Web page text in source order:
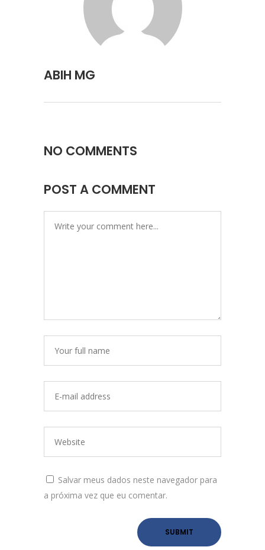
ABIH MG
NO COMMENTS
POST A COMMENT
Salvar meus dados neste navegador para
a próxima vez que eu comentar.